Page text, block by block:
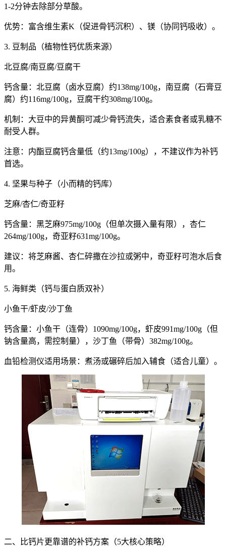
1-2分钟去除部分草酸。
优势：富含维生素K（促进骨钙沉积）、镁（协同钙吸收）。
3. 豆制品（植物性钙优质来源）
北豆腐/南豆腐/豆腐干
钙含量：北豆腐（卤水豆腐）约138mg/100g，南豆腐（石膏豆
腐）约116mg/100g，豆腐干约308mg/100g。
机制：大豆中的异黄酮可减少骨钙流失，适合素食者或乳糖不
耐受人群。
注意：内酯豆腐钙含量低（约13mg/100g），不建议作为补钙
首选。
4. 坚果与种子（小而精的钙库）
芝麻/杏仁/奇亚籽
钙含量：黑芝麻975mg/100g（但单次摄入量有限），杏仁
264mg/100g，奇亚籽631mg/100g。
建议：将芝麻酱、杏仁碎撒在沙拉或粥中，奇亚籽可泡水后食
用。
5. 海鲜类（钙与蛋白质双补）
小鱼干/虾皮/沙丁鱼
钙含量：小鱼干（连骨）1090mg/100g，虾皮991mg/100g（但
钠含量高，需控制量），沙丁鱼（带骨）382mg/100g。
血铅检测仪适用场景：煮汤或碾碎后加入辅食（适合儿童）。
二、比钙片更靠谱的补钙方案（5大核心策略）